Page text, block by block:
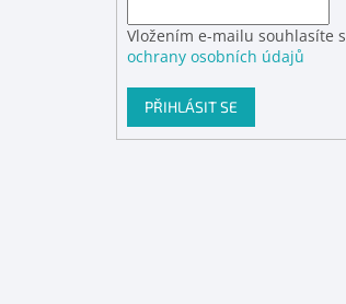
Vložením e-mailu souhlasíte s
ochrany osobních údajů
PŘIHLÁSIT SE